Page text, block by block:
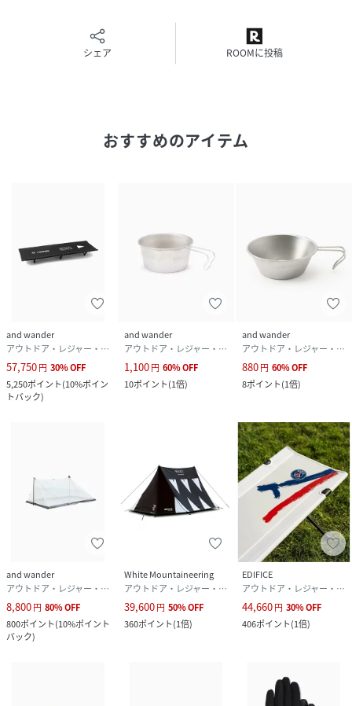
シェア ROOMに投稿
おすすめのアイテム
and wander
アウトドア・レジャー・キャンプ用品
57,750円 30%OFF
5,250ポイント(10%ポイン
トバック)
and wander
アウトドア・レジャー・キャンプ用品
1,100円 60%OFF
10ポイント(1倍)
and wander
アウトドア・レジャー・キャンプ用品
880円 60%OFF
8ポイント(1倍)
and wander
アウトドア・レジャー・キャンプ用品
8,800円 80%OFF
800ポイント(10%ポイント
バック)
White Mountaineering
アウトドア・レジャー・キャンプ用品
39,600円 50%OFF
360ポイント(1倍)
EDIFICE
アウトドア・レジャー・キャンプ用品
44,660円 30%OFF
406ポイント(1倍)